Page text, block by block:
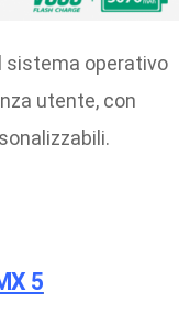
sistema operativo
utente, con
5